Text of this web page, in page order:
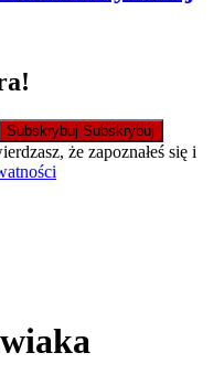
Subskrybuj Subskrybuj
że zapoznałeś się i